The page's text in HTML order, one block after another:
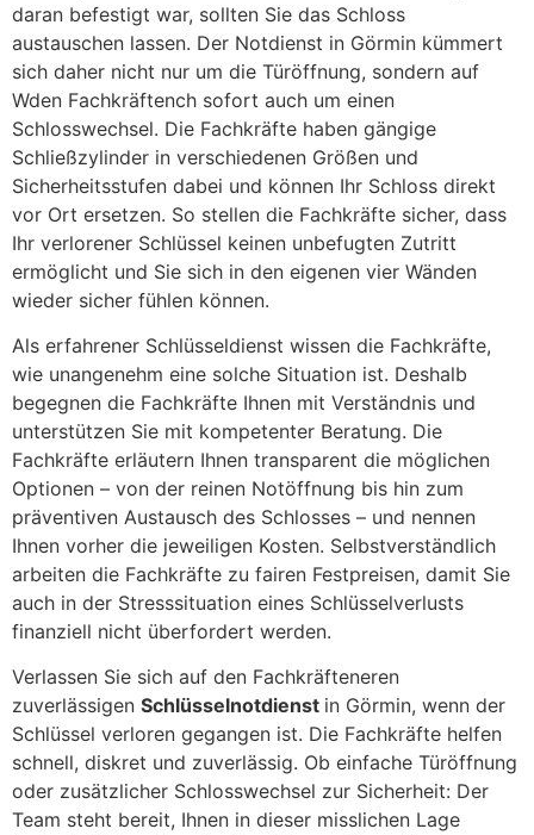
daran befestigt war, sollten Sie das Schloss
austauschen lassen. Der Notdienst in Görmin kümmert
sich daher nicht nur um die Türöffnung, sondern auf
Wden Fachkräftench sofort auch um einen
Schlosswechsel. Die Fachkräfte haben gängige
Schließzylinder in verschiedenen Größen und
Sicherheitsstufen dabei und können Ihr Schloss direkt
vor Ort ersetzen. So stellen die Fachkräfte sicher, dass
Ihr verlorener Schlüssel keinen unbefugten Zutritt
ermöglicht und Sie sich in den eigenen vier Wänden
wieder sicher fühlen können.
Als erfahrener Schlüsseldienst wissen die Fachkräfte,
wie unangenehm eine solche Situation ist. Deshalb
begegnen die Fachkräfte Ihnen mit Verständnis und
unterstützen Sie mit kompetenter Beratung. Die
Fachkräfte erläutern Ihnen transparent die möglichen
Optionen – von der reinen Notöffnung bis hin zum
präventiven Austausch des Schlosses – und nennen
Ihnen vorher die jeweiligen Kosten. Selbstverständlich
arbeiten die Fachkräfte zu fairen Festpreisen, damit Sie
auch in der Stresssituation eines Schlüsselverlusts
finanziell nicht überfordert werden.
Verlassen Sie sich auf den Fachkräfteneren
zuverlässigen Schlüsselnotdienst in Görmin, wenn der
Schlüssel verloren gegangen ist. Die Fachkräfte helfen
schnell, diskret und zuverlässig. Ob einfache Türöffnung
oder zusätzlicher Schlosswechsel zur Sicherheit: Der
Team steht bereit, Ihnen in dieser misslichen Lage